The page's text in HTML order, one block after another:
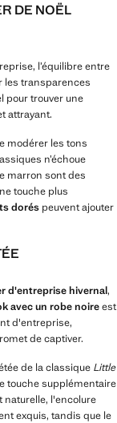
DE NOËL
l’équilibre entre
les transparences
pour trouver une
attrayant.
modérer les tons
n’échoue
marron sont des
touche plus
dorés peuvent ajouter
d'entreprise hivernal,
avec un robe noireest
d'entreprise,
de captiver.
de la classique Little
touche supplémentaire
naturelle, l'encolure
exquis, tandis que le